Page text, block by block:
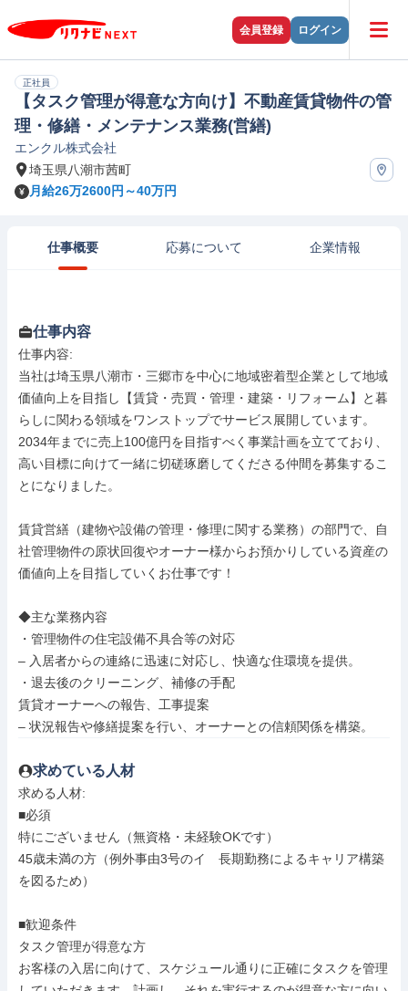
会員登録 ログイン
正社員
【タスク管理が得意な方向け】不動産賃貸物件の管
理・修繕・メンテナンス業務(営繕)
エンクル株式会社
埼玉県八潮市茜町
月給26万2600円～40万円
仕事概要 応募について 企業情報
仕事内容
仕事内容:
当社は埼玉県八潮市・三郷市を中心に地域密着型企業として地域
価値向上を目指し【賃貸・売買・管理・建築・リフォーム】と暮
らしに関わる領域をワンストップでサービス展開しています。
2034年までに売上100億円を目指すべく事業計画を立てており、
高い目標に向けて一緒に切磋琢磨してくださる仲間を募集するこ
とになりました。
賃貸営繕（建物や設備の管理・修理に関する業務）の部門で、自
社管理物件の原状回復やオーナー様からお預かりしている資産の
価値向上を目指していくお仕事です！
◆主な業務内容
・管理物件の住宅設備不具合等の対応
– 入居者からの連絡に迅速に対応し、快適な住環境を提供。
・退去後のクリーニング、補修の手配
賃貸オーナーへの報告、工事提案
– 状況報告や修繕提案を行い、オーナーとの信頼関係を構築。
求めている人材
求める人材:
■必須
特にございません（無資格・未経験OKです）
45歳未満の方（例外事由3号のイ　長期勤務によるキャリア構築
を図るため）​
■歓迎条件
タスク管理が得意な方
お客様の入居に向けて、スケジュール通りに正確にタスクを管理